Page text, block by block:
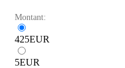
Montant:
425EUR
5EUR